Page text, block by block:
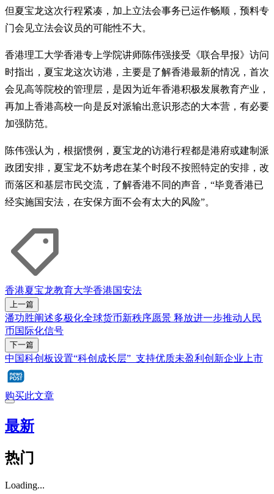
但夏宝龙这次行程紧凑，加上立法会事务已运作畅顺，预料专
门会见立法会议员的可能性不大。
香港理工大学香港专上学院讲师陈伟强接受《联合早报》访问
时指出，夏宝龙这次访港，主要是了解香港最新的情况，首次
会见高等院校的管理层，是因为近年香港积极发展教育产业，
再加上香港高校一向是反对派输出意识形态的大本营，有必要
加强防范。
陈伟强认为，根据惯例，夏宝龙的访港行程都是港府或建制派
政团安排，夏宝龙不妨考虑在某个时段不按照特定的安排，改
而落区和基层市民交流，了解香港不同的声音，“毕竟香港已
经实施国安法，在安保方面不会有太大的风险”。
香港夏宝龙教育大学香港国安法
上一篇
潘功胜阐述多极化全球货币新秩序愿景 释放进一步推动人民
币国际化信号
下一篇
中国科创板设置“科创成长层” 支持优质未盈利创新企业上市
购买此文章
最新
热门
Loading...